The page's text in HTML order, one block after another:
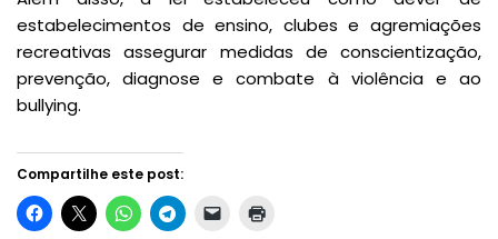
estabelecimentos de ensino, clubes e agremiações
recreativas assegurar medidas de conscientização,
prevenção, diagnose e combate à violência e ao
bullying.
Compartilhe este post: